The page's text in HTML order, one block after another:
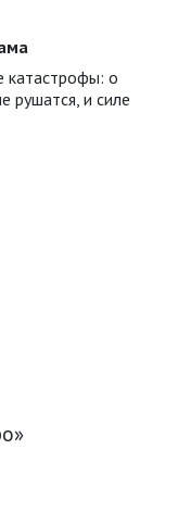
катастрофы: о
рушатся, и силе